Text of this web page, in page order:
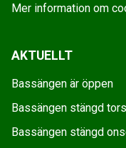
Mer information om
AKTUELLT
Bassängen är öppen
Bassängen stängd
Bassängen stängd